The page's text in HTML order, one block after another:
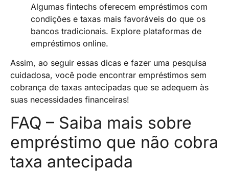
Algumas fintechs oferecem empréstimos com
condições e taxas mais favoráveis do que os
bancos tradicionais. Explore plataformas de
empréstimos online.
Assim, ao seguir essas dicas e fazer uma pesquisa
cuidadosa, você pode encontrar empréstimos sem
cobrança de taxas antecipadas que se adequem às
suas necessidades financeiras!
FAQ – Saiba mais sobre
empréstimo que não cobra
taxa antecipada